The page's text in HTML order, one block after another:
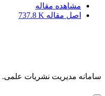
مشاهده مقاله
اصل مقاله 737.8 K
سامانه مدیریت نشریات علمی.